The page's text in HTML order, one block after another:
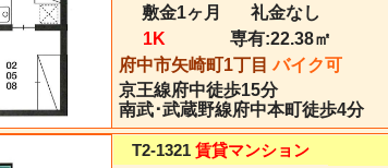
敷金1ヶ月
礼金なし
1K
専有:22.38㎡
府中市矢崎町1丁目 バイク可
京王線府中徒歩15分
南武･武蔵野線府中本町徒歩4分
T2-1321 賃貸マンション